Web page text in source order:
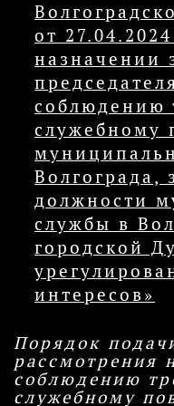
от
назначении
соблюдению
служебному
должности
службы в
городской
интересов»
Порядок
рассмотрения
соблюдению
служебному